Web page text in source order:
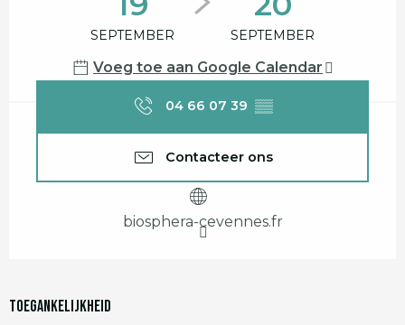
SEPTEMBER SEPTEMBER
Voeg toe aan Google Calendar
04 66 07 39 ▒▒
Contacteer ons
biosphera-cevennes.fr
Toegankelijkheid